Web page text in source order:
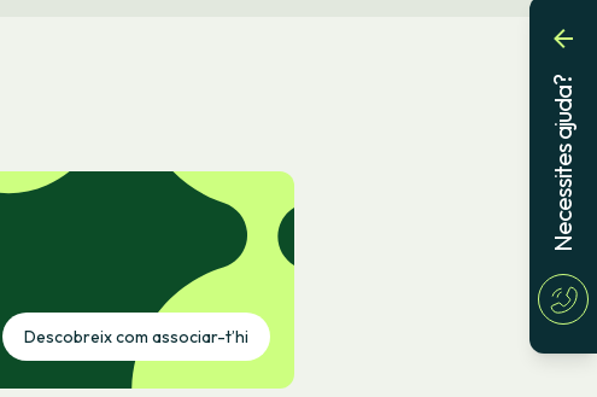
Descobreix com associar-t’hi
Necessites ajuda?